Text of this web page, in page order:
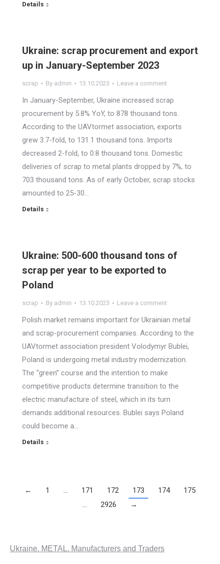
Details
Ukraine: scrap procurement and export
up in January-September 2023
scrap By admin 13.10.2023 Leave a comment
In January-September, Ukraine increased scrap
procurement by 5.8% YoY, to 878 thousand tons.
According to the UAVtormet association, exports
grew 3.7-fold, to 131.1 thousand tons. Imports
decreased 2-fold, to 0.8 thousand tons. Domestic
deliveries of scrap to metal plants dropped by 7%, to
703 thousand tons. As of early October, scrap stocks
amounted to 25-30…
Details
Ukraine: 500-600 thousand tons of
scrap per year to be exported to
Poland
scrap By admin 13.10.2023 Leave a comment
Polish market remains important for Ukrainian metal
and scrap-procurement companies. According to the
UAVtormet association president Volodymyr Bublei,
Poland is undergoing metal industry modernization.
The “green” course and the intention to make
competitive products determine transition to the
electric manufacture of steel, which in its turn
demands additional resources. Bublei says Poland
could become a…
Details
← 1 … 171 172 173 174
175
…
2926 →
Ukraine. METAL. Manufacturers and Traders